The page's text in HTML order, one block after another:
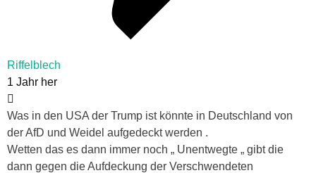
Riffelblech
1 Jahr her
Was in den USA der Trump ist könnte in Deutschland von
der AfD und Weidel aufgedeckt werden .
Wetten das es dann immer noch „ Unentwegte „ gibt die
dann gegen die Aufdeckung der Verschwendeten